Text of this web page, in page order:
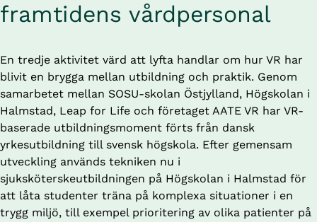
framtidens vårdpersonal
En tredje aktivitet värd att lyfta handlar om hur VR har
blivit en brygga mellan utbildning och praktik. Genom
samarbetet mellan SOSU-skolan Östjylland, Högskolan i
Halmstad, Leap for Life och företaget AATE VR har VR-
baserade utbildningsmoment förts från dansk
yrkesutbildning till svensk högskola. Efter gemensam
utveckling används tekniken nu i
sjuksköterskeutbildningen på Högskolan i Halmstad för
att låta studenter träna på komplexa situationer i en
trygg miljö, till exempel prioritering av olika patienter på